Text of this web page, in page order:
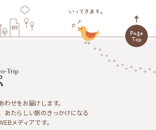
せをお届けします。
あたらしい旅のきっかけになる
メディアです。